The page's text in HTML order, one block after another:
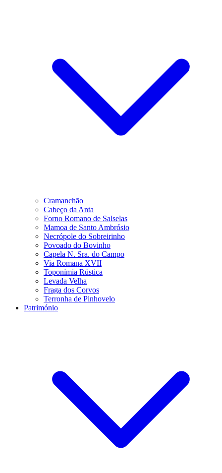
Cramanchão
Cabeço da Anta
Forno Romano de Salselas
Mamoa de Santo Ambrósio
Necrópole do Sobreirinho
Povoado do Bovinho
Capela N. Sra. do Campo
Via Romana XVII
Toponímia Rústica
Levada Velha
Fraga dos Corvos
Terronha de Pinhovelo
Património